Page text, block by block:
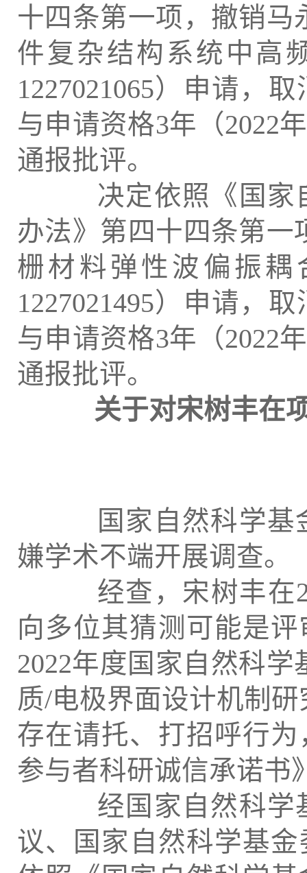
十四条第一项，撤销马
件复杂结构系统中高
1227021065）申请，
与申请资格3年（2022
通报批评。
决定依照《国家自
办法》第四十四条第一
栅材料弹性波偏振
1227021495）申请，
与申请资格3年（2022
通报批评。
关于对宋树丰在
国家自然科学基金
嫌学术不端开展调查。
经查，宋树丰在
向多位其猜测可能是
2022年度国家自然科
质/电极界面设计机制研
存在请托、打招呼行
参与者科研诚信承诺书
经国家自然科学基
议、国家自然科学基